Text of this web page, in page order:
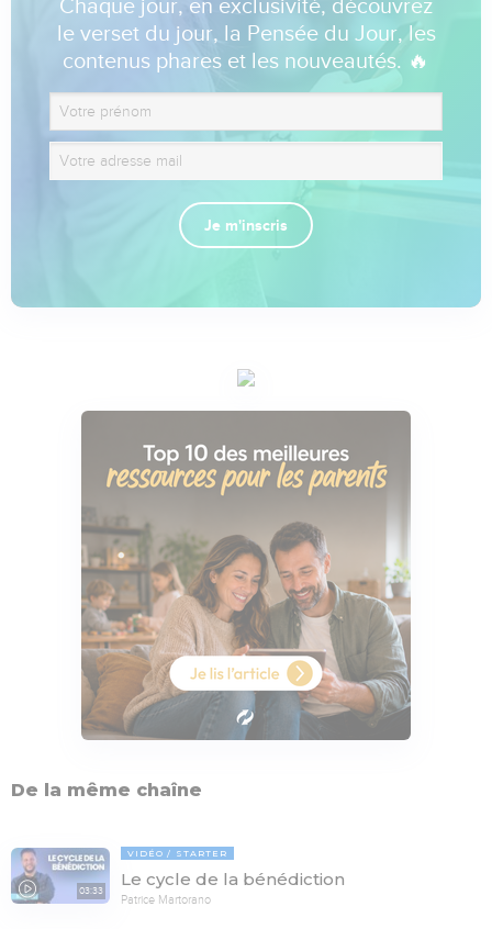
Chaque jour, en exclusivité, découvrez
le verset du jour, la Pensée du Jour, les
contenus phares et les nouveautés. 🔥
Je m'inscris
De la même chaîne
03:33
VIDÉO STARTER
Le cycle de la bénédiction
Patrice Martorano